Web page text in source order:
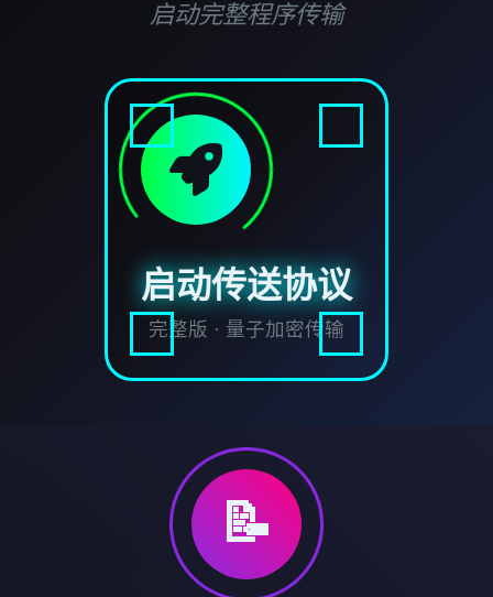
启动完整程序传输
启动传送协议
完整版 · 量子加密传输
📝